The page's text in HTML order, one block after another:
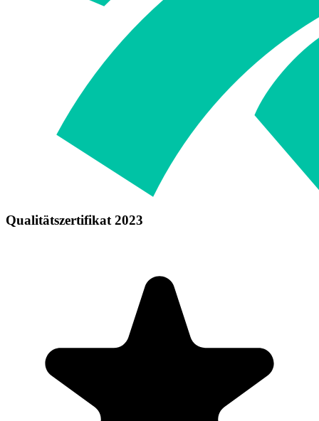
Qualitätszertifikat 2023